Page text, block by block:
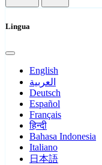
Lingua
English
العربية
Deutsch
Español
Français
हिन्दी
Bahasa Indonesia
Italiano
日本語